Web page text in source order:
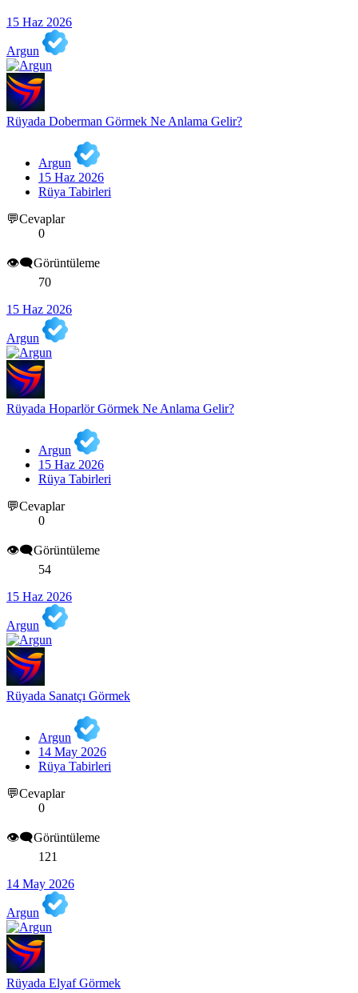
15 Haz 2026
Argun
Rüyada Doberman Görmek Ne Anlama Gelir?
Argun
15 Haz 2026
Rüya Tabirleri
💬Cevaplar
0
👁️‍🗨️Görüntüleme
70
15 Haz 2026
Argun
Rüyada Hoparlör Görmek Ne Anlama Gelir?
Argun
15 Haz 2026
Rüya Tabirleri
💬Cevaplar
0
👁️‍🗨️Görüntüleme
54
15 Haz 2026
Argun
Rüyada Sanatçı Görmek
Argun
14 May 2026
Rüya Tabirleri
💬Cevaplar
0
👁️‍🗨️Görüntüleme
121
14 May 2026
Argun
Rüyada Elyaf Görmek